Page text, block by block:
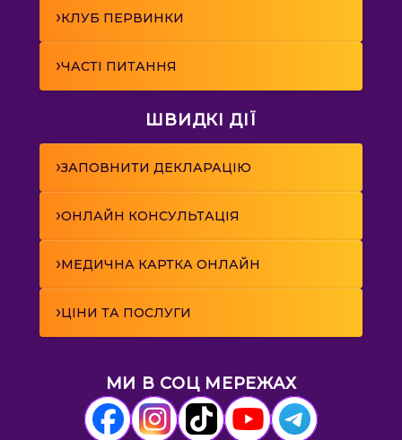
›КЛУБ ПЕРВИНКИ
›ЧАСТІ ПИТАННЯ
ШВИДКІ ДІЇ
›ЗАПОВНИТИ ДЕКЛАРАЦІЮ
›ОНЛАЙН КОНСУЛЬТАЦІЯ
›МЕДИЧНА КАРТКА ОНЛАЙН
›ЦІНИ ТА ПОСЛУГИ
МИ В СОЦ МЕРЕЖАХ